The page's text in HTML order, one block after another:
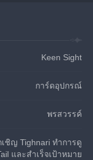
Keen Sight
การ์ดอุปกรณ์
พรสวรรค์
ชิญ Tighnari ทำการดู
และสำเร็จเป้าหมาย